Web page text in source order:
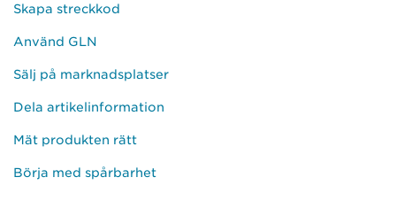
Skapa streckkod
Använd GLN
Sälj på marknadsplatser
Dela artikelinformation
Mät produkten rätt
Börja med spårbarhet